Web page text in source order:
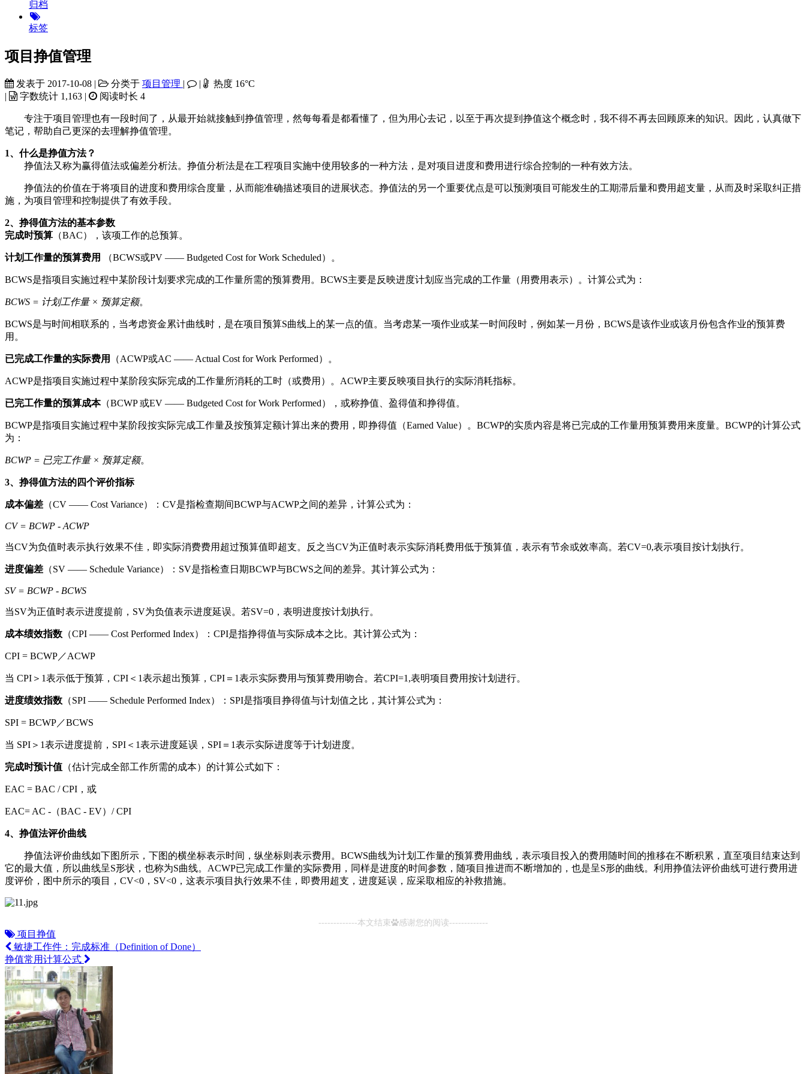
归档
标签
项目挣值管理
发表于 2017-10-08 | 分类于 项目管理 | | 热度 16°C
|
字数统计 1,163 | 阅读时长 4
专注于项目管理也有一段时间了，从最开始就接触到挣值管理，然每每看是都看懂了，但为用心去记，以至于再次提到挣值这个概念时，我不得不再去回顾原来的知识。因此，认真做下
笔记，帮助自己更深的去理解挣值管理。
1、什么是挣值方法？
挣值法又称为赢得值法或偏差分析法。挣值分析法是在工程项目实施中使用较多的一种方法，是对项目进度和费用进行综合控制的一种有效方法。
挣值法的价值在于将项目的进度和费用综合度量，从而能准确描述项目的进展状态。挣值法的另一个重要优点是可以预测项目可能发生的工期滞后量和费用超支量，从而及时采取纠正措
施，为项目管理和控制提供了有效手段。
2、挣得值方法的基本参数
完成时预算 （BAC），该项工作的总预算。
计划工作量的预算费用 （BCWS或PV —— Budgeted Cost for Work Scheduled）。
BCWS是指项目实施过程中某阶段计划要求完成的工作量所需的预算费用。BCWS主要是反映进度计划应当完成的工作量（用费用表示）。计算公式为：
BCWS = 计划工作量 × 预算定额。
BCWS是与时间相联系的，当考虑资金累计曲线时，是在项目预算S曲线上的某一点的值。当考虑某一项作业或某一时间段时，例如某一月份，BCWS是该作业或该月份包含作业的预算费
用。
已完成工作量的实际费用 （ACWP或AC —— Actual Cost for Work Performed）。
ACWP是指项目实施过程中某阶段实际完成的工作量所消耗的工时（或费用）。ACWP主要反映项目执行的实际消耗指标。
已完工作量的预算成本（BCWP 或EV —— Budgeted Cost for Work Performed），或称挣值、盈得值和挣得值。
BCWP是指项目实施过程中某阶段按实际完成工作量及按预算定额计算出来的费用，即挣得值（Earned Value）。BCWP的实质内容是将已完成的工作量用预算费用来度量。BCWP的计算公式
为：
BCWP = 已完工作量 × 预算定额。
3、挣得值方法的四个评价指标
成本偏差 （CV —— Cost Variance）：CV是指检查期间BCWP与ACWP之间的差异，计算公式为：
CV = BCWP - ACWP
当CV为负值时表示执行效果不佳，即实际消费费用超过预算值即超支。反之当CV为正值时表示实际消耗费用低于预算值，表示有节余或效率高。若CV=0,表示项目按计划执行。
进度偏差 （SV —— Schedule Variance）：SV是指检查日期BCWP与BCWS之间的差异。其计算公式为：
SV = BCWP - BCWS
当SV为正值时表示进度提前，SV为负值表示进度延误。若SV=0，表明进度按计划执行。
成本绩效指数 （CPI —— Cost Performed Index）：CPI是指挣得值与实际成本之比。其计算公式为：
CPI = BCWP／ACWP
当 CPI＞1表示低于预算，CPI＜1表示超出预算，CPI＝1表示实际费用与预算费用吻合。若CPI=1,表明项目费用按计划进行。
进度绩效指数 （SPI —— Schedule Performed Index）：SPI是指项目挣得值与计划值之比，其计算公式为：
SPI = BCWP／BCWS
当 SPI＞1表示进度提前，SPI＜1表示进度延误，SPI＝1表示实际进度等于计划进度。
完成时预计值 （估计完成全部工作所需的成本）的计算公式如下：
EAC = BAC / CPI，或
EAC= AC -（BAC - EV）/ CPI
4、挣值法评价曲线
挣值法评价曲线如下图所示，下图的横坐标表示时间，纵坐标则表示费用。BCWS曲线为计划工作量的预算费用曲线，表示项目投入的费用随时间的推移在不断积累，直至项目结束达到
它的最大值，所以曲线呈S形状，也称为S曲线。ACWP已完成工作量的实际费用，同样是进度的时间参数，随项目推进而不断增加的，也是呈S形的曲线。利用挣值法评价曲线可进行费用进
度评价，图中所示的项目，CV<0，SV<0，这表示项目执行效果不佳，即费用超支，进度延误，应采取相应的补救措施。
-------------本文结束 感谢您的阅读-------------
项目挣值
敏捷工作件：完成标准（Definition of Done）
挣值常用计算公式